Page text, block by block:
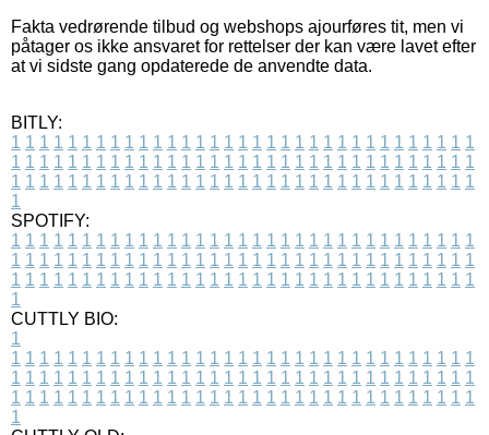
Fakta vedrørende tilbud og webshops ajourføres tit, men vi
påtager os ikke ansvaret for rettelser der kan være lavet efter
at vi sidste gang opdaterede de anvendte data.
BITLY:
1 1 1 1 1 1 1 1 1 1 1 1 1 1 1 1 1 1 1 1 1 1 1 1 1 1 1 1 1 1 1 1 1
1 1 1 1 1 1 1 1 1 1 1 1 1 1 1 1 1 1 1 1 1 1 1 1 1 1 1 1 1 1 1 1 1
1 1 1 1 1 1 1 1 1 1 1 1 1 1 1 1 1 1 1 1 1 1 1 1 1 1 1 1 1 1 1 1 1
1
SPOTIFY:
1 1 1 1 1 1 1 1 1 1 1 1 1 1 1 1 1 1 1 1 1 1 1 1 1 1 1 1 1 1 1 1 1
1 1 1 1 1 1 1 1 1 1 1 1 1 1 1 1 1 1 1 1 1 1 1 1 1 1 1 1 1 1 1 1 1
1 1 1 1 1 1 1 1 1 1 1 1 1 1 1 1 1 1 1 1 1 1 1 1 1 1 1 1 1 1 1 1 1
1
CUTTLY BIO:
1
1 1 1 1 1 1 1 1 1 1 1 1 1 1 1 1 1 1 1 1 1 1 1 1 1 1 1 1 1 1 1 1 1
1 1 1 1 1 1 1 1 1 1 1 1 1 1 1 1 1 1 1 1 1 1 1 1 1 1 1 1 1 1 1 1 1
1 1 1 1 1 1 1 1 1 1 1 1 1 1 1 1 1 1 1 1 1 1 1 1 1 1 1 1 1 1 1 1 1
1